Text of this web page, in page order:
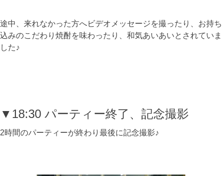
途中、来れなかった方へビデオメッセージを撮ったり、お持ち
込みのこだわり焼酎を味わったり、和気あいあいとされていま
した♪
▼18:30 パーティー終了、記念撮影
2時間のパーティーが終わり最後に記念撮影♪